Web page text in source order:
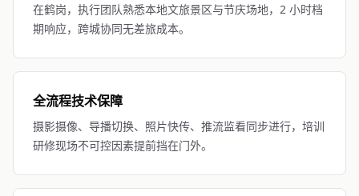
在鹤岗，执行团队熟悉本地文旅景区与节庆场地，2 小时档
期响应，跨城协同无差旅成本。
全流程技术保障
摄影摄像、导播切换、照片快传、推流监看同步进行，培训
研修现场不可控因素提前挡在门外。